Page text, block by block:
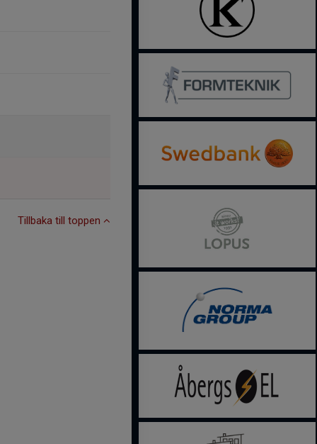
Tillbaka till toppen